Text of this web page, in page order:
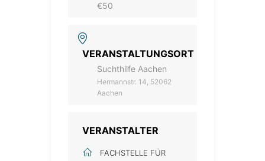
€50
VERANSTALTUNGSORT
Suchthilfe Aachen
Hermannstr. 14, 52062
Aachen
VERANSTALTER
FACHSTELLE FÜR